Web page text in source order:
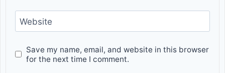
Website
Save my name, email, and website in this browser
for the next time I comment.